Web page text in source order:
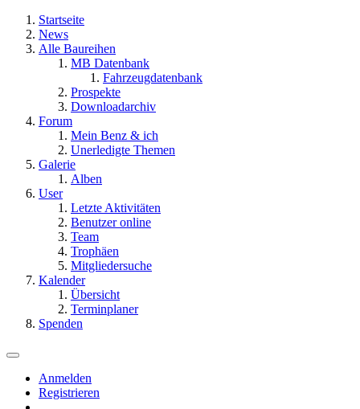
Startseite
News
Alle Baureihen
MB Datenbank
Fahrzeugdatenbank
Prospekte
Downloadarchiv
Forum
Mein Benz & ich
Unerledigte Themen
Galerie
Alben
User
Letzte Aktivitäten
Benutzer online
Team
Trophäen
Mitgliedersuche
Kalender
Übersicht
Terminplaner
Spenden
Anmelden
Registrieren